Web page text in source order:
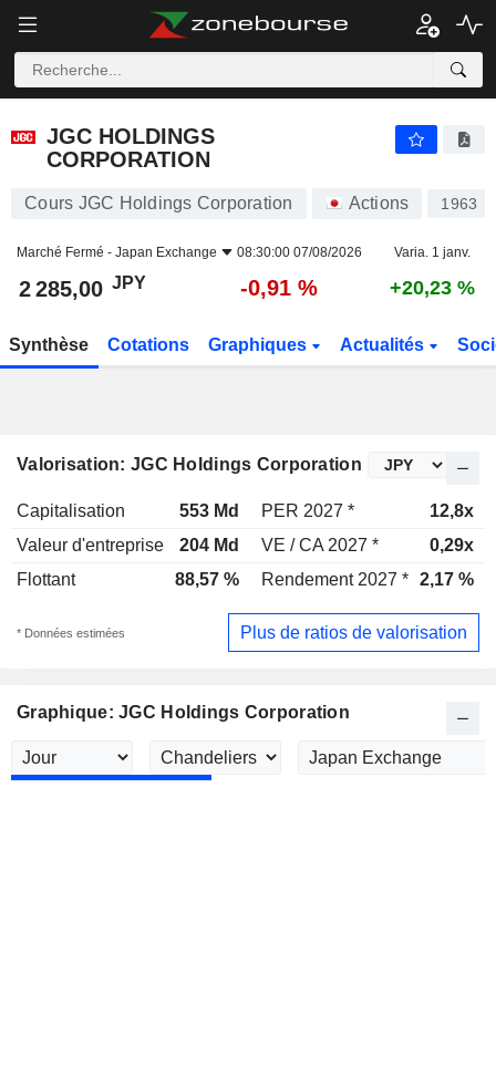
JGC HOLDINGS
CORPORATION
Cours JGC Holdings Corporation Actions 1963
Marché Fermé - Japan Exchange 08:30:00 07/08/2026 Varia. 1 janv.
2 285,00 JPY -0,91 % +20,23 %
Synthèse Cotations Graphiques Actualités
Valorisation: JGC Holdings Corporation
Capitalisation 553 Md PER 2027 *
12,8x
Valeur d'entreprise
204 Md VE / CA 2027 *
0,29x
Flottant
88,57 % Rendement 2027 * 2,17 %
* Données estimées Plus de ratios de valorisation
Graphique: JGC Holdings Corporation